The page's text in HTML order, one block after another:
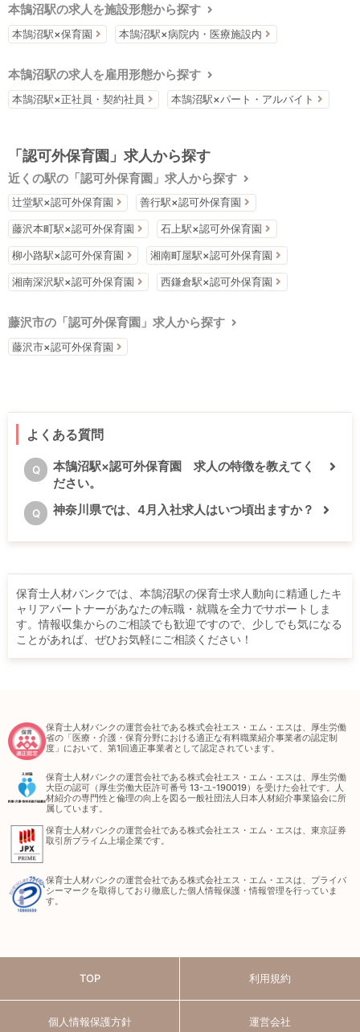
本鵠沼駅の求人を施設形態から探す
本鵠沼駅×保育園 本鵠沼駅×病院内・医療施設内
本鵠沼駅の求人を雇用形態から探す
本鵠沼駅×正社員・契約社員 本鵠沼駅×パート・アルバイト
「認可外保育園」求人から探す
近くの駅の「認可外保育園」求人から探す
辻堂駅×認可外保育園 善行駅×認可外保育園
藤沢本町駅×認可外保育園 石上駅×認可外保育園
柳小路駅×認可外保育園 湘南町屋駅×認可外保育園
湘南深沢駅×認可外保育園 西鎌倉駅×認可外保育園
藤沢市の「認可外保育園」求人から探す
藤沢市×認可外保育園
よくある質問
Q
本鵠沼駅×認可外保育園 求人の特徴を教えてく
ださい。
Q 神奈川県では、4月入社求人はいつ頃出ますか？
保育士人材バンクでは、本鵠沼駅の保育士求人動向に精通したキ
ャリアパートナーがあなたの転職・就職を全力でサポートしま
す。情報収集からのご相談でも歓迎ですので、少しでも気になる
ことがあれば、ぜひお気軽にご相談ください！
保育士人材バンクの運営会社である株式会社エス・エム・エスは、厚生労働
省の「医療・介護・保育分野における適正な有料職業紹介事業者の認定制
度」において、第1回適正事業者として認定されています。
保育士人材バンクの運営会社である株式会社エス・エム・エスは、厚生労働
大臣の認可（厚生労働大臣許可番号 13-ユ-190019）を受けた会社です。人
材紹介の専門性と倫理の向上を図る一般社団法人日本人材紹介事業協会に所
属しています。
保育士人材バンクの運営会社である株式会社エス・エム・エスは、東京証券
取引所プライム上場企業です。
保育士人材バンクの運営会社である株式会社エス・エム・エスは、プライバ
シーマークを取得しており徹底した個人情報保護・情報管理を行っていま
す。
TOP 利用規約
個人情報保護方針 運営会社